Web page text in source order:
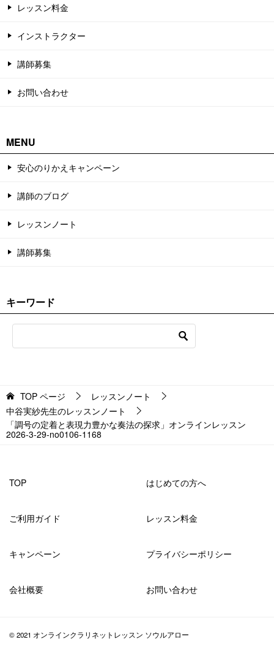
レッスン料金
インストラクター
講師募集
お問い合わせ
MENU
安心のりかえキャンペーン
講師のブログ
レッスンノート
講師募集
キーワード
TOP ページ
レッスンノート
中谷実紗先生のレッスンノート
「調号の定着と表現力豊かな奏法の探求」オンラインレッスン
2026-3-29-no0106-1168
TOP はじめての方へ
ご利用ガイド レッスン料金
キャンペーン プライバシーポリシー
会社概要 お問い合わせ
© 2021 オンラインクラリネットレッスン ソウルアロー